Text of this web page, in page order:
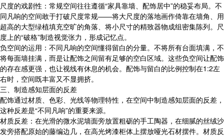
尺度的戏剧性：常规空间往往遵循“家具靠墙、配饰居中”的稳妥布局。不
同凡响的空间敢于打破尺度常规——将大尺度的落地画作倚靠在墙角、用
超高的大型绿植填充空旷的角落、将小尺寸的精致器物成组密集陈列。尺
度上的“破格”制造视觉张力，形成记忆点。
负空间的运用：不同凡响的空间懂得留白的分量。不将所有台面填满，不
将每面墙挂满，而是让配饰之间留有足够的空白区域。这些负空间让配饰
的存在感更强，也让视线有休息的机会。配饰与留白的比例控制在1:2左
右时，空间既丰富又不显拥挤。
三、制造感知层面的反差
配饰通过材质、色彩、光线等物理特性，在空间中制造感知层面的反差，
这种反差是“不同凡响”的重要来源。
材质反差：在光滑的微水泥墙面旁放置粗砺的手工陶器，在细腻的丝绒沙
发旁搭配原始的藤编边几，在高光烤漆柜体上摆放哑光石材摆件。材质反